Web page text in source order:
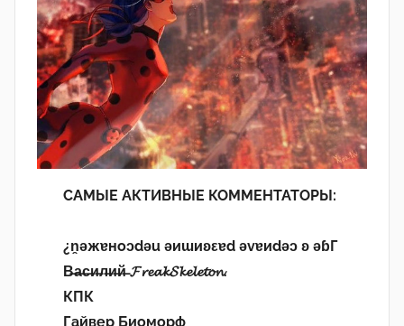
САМЫЕ АКТИВНЫЕ КОММЕНТАТОРЫ:
¿n̯ǝжɐноɔdǝu ǝиɯиʚεɐd ǝvɐиdǝɔ ʚ ǝɓГ
В̶а̶с̶и̶л̶и̶й̶ 𝓕𝓻𝓮𝓪𝓴𝓢𝓴𝓮𝓵𝓮𝓽𝓸𝓷.
КПК
Гайвер Биоморф